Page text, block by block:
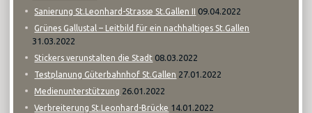
Sanierung St.Leonhard-Strasse St.Gallen II 09.04.2022
Grünes Gallustal – Leitbild für ein nachhaltiges St.Gallen
31.03.2022
Stickers verunstalten die Stadt 08.03.2022
Testplanung Güterbahnhof St.Gallen 27.01.2022
Medienunterstützung 26.01.2022
Verbreiterung St.Leonhard-Brücke 14.01.2022